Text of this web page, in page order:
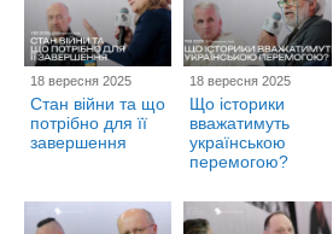
18 вересня 2025
Стан війни та що
потрібно для її
завершення
18 вересня 2025
Що історики
вважатимуть
українською
перемогою?